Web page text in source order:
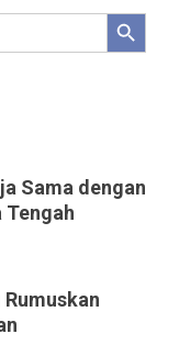
Search Button
Sama dengan
Tengah